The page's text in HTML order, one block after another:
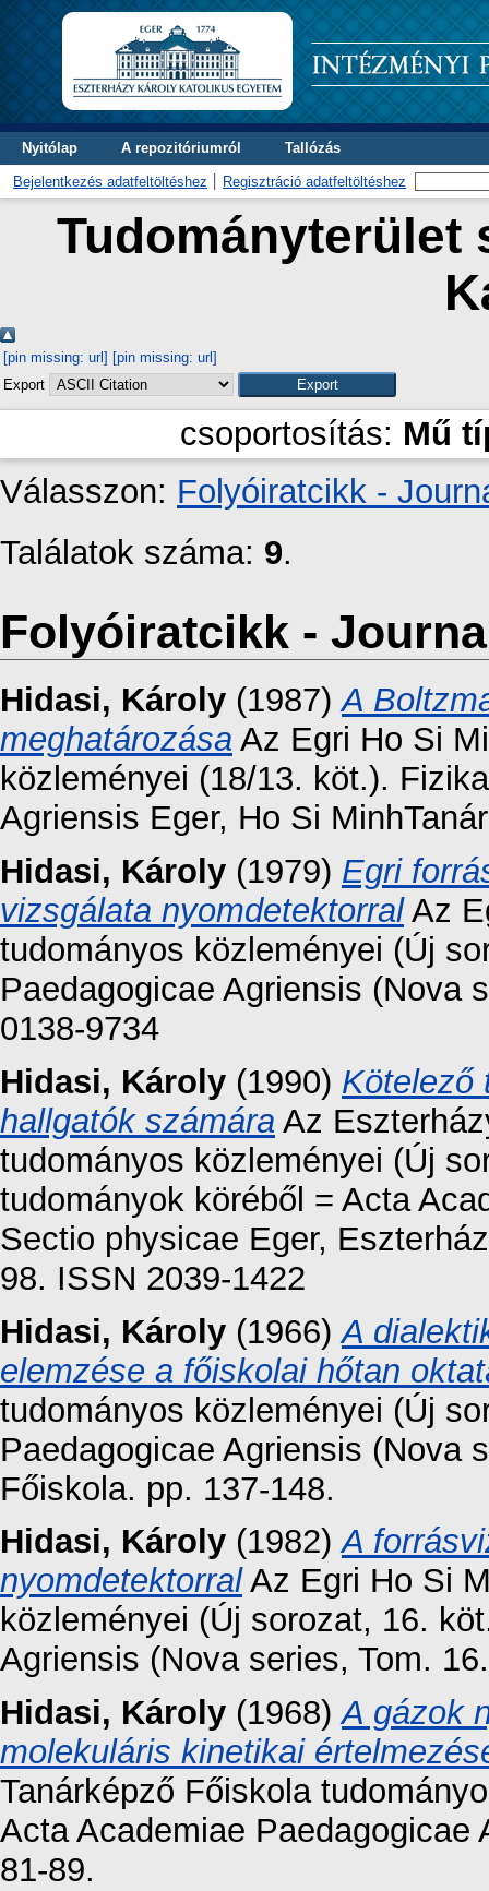
Nyitólap A repozitóriumról Tallózás
Bejelentkezés adatfeltöltéshez Regisztráció adatfeltöltéshez
Tudományterület
[pin missing: url] [pin missing: url]
Export
csoportosítás: Mű
Válasszon: Folyóiratcikk -
Találatok száma: 9.
Folyóiratcikk -
Hidasi, Károly (1987)A
meghatározása Az Egri Ho Si
közleményei (18/13. köt.).
Agriensis Eger, Ho Si
Hidasi, Károly (1979) Egri
vizsgálata nyomdetektorralAz
tudományos közleményei (Új
Paedagogicae Agriensis (Nova
0138-9734
Hidasi, Károly (1990) Kötelező
hallgatók számára Az
tudományos közleményei (Új
tudományok köréből = Acta
Sectio physicae Eger,
98. ISSN 2039-1422
Hidasi, Károly (1966)A
elemzése a főiskolai hőtan
tudományos közleményei (Új
Paedagogicae Agriensis (Nova
Főiskola. pp. 137-148.
Hidasi, Károly (1982)A
nyomdetektorralAz Egri Ho Si
közleményei (Új sorozat, 16.
Agriensis (Nova series, Tom.
Hidasi, Károly (1968)A gázok
molekuláris kinetikai
Tanárképző Főiskola
Acta Academiae Paedagogicae
81-89.